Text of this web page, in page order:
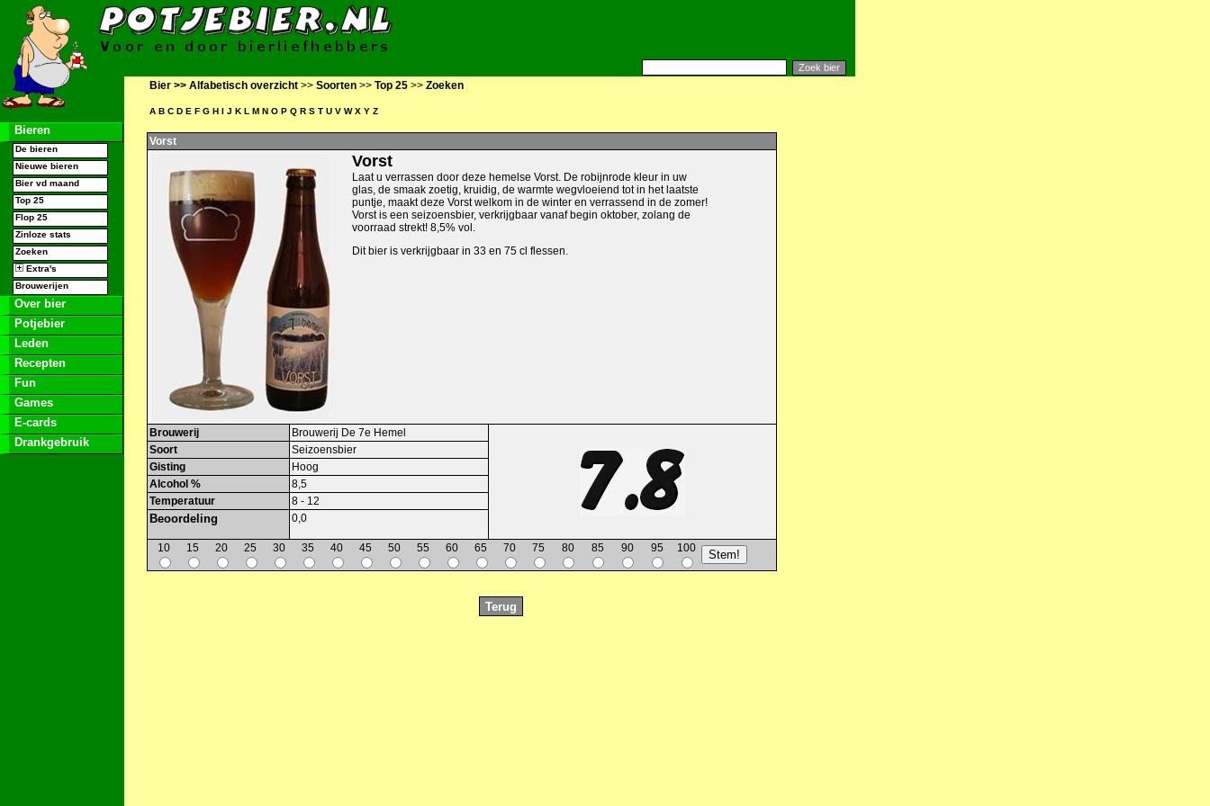
Bieren
De bieren
Nieuwe bieren
Bier vd maand
Top 25
Flop 25
Zinloze stats
Zoeken
Extra's
Brouwerijen
Over bier
Potjebier
Leden
Recepten
Fun
Games
E-cards
Drankgebruik
Bier >> Alfabetisch overzicht >> Soorten >> Top 25 >> Zoeken
A B C D E F G H I J K L M N O P Q R S T U V W X Y Z
Vorst
Vorst
Laat u verrassen door deze hemelse Vorst. De robijnrode kleur in uw
glas, de smaak zoetig, kruidig, de warmte wegvloeiend tot in het laatste
puntje, maakt deze Vorst welkom in de winter en verrassend in de zomer!
Vorst is een seizoensbier, verkrijgbaar vanaf begin oktober, zolang de
voorraad strekt! 8,5% vol.
Dit bier is verkrijgbaar in 33 en 75 cl flessen.
Brouwerij
Brouwerij De 7e Hemel
Soort
Seizoensbier
Gisting
Hoog
Alcohol %
8,5
Temperatuur
8 - 12
Beoordeling 0,0
10 15 20 25 30 35 40 45 50 55 60 65 70 75 80 85 90 95 100